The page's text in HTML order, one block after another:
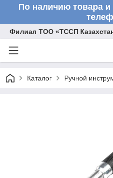
По наличию товара
Филиал ТОО «ТССП
Каталог Ручной